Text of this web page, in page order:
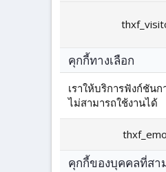
คุกกี้ทางเลือก
เราให้บริการฟังก์ชัน
ไม่สามารถใช้งานได้
คุกกี้ของบุคคลที่สา